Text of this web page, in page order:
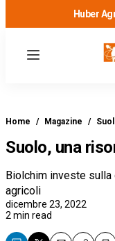
Huber
Menu
Home / Magazine /
Suolo, una
Biolchim investe
agricoli
dicembre 23, 2022
2 min read